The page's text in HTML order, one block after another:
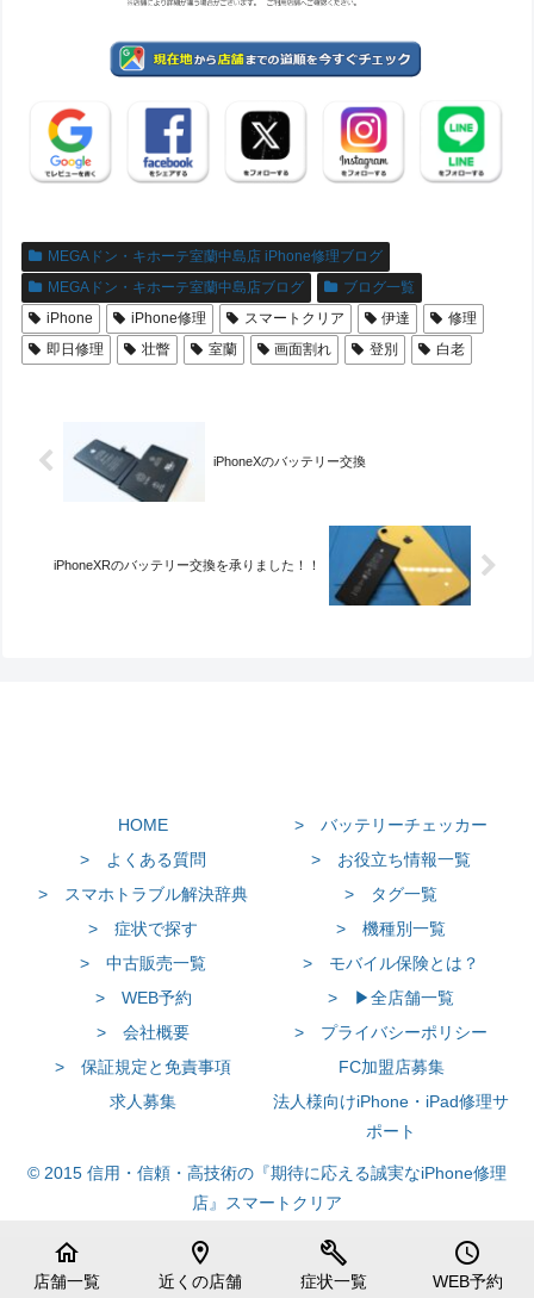
MEGAドン・キホーテ室蘭中島店 iPhone修理ブログ
MEGAドン・キホーテ室蘭中島店ブログ
ブログ一覧
iPhone
iPhone修理 スマートクリア 伊達
修理
即日修理
壮瞥 室蘭 画面割れ 登別 白老
iPhoneXのバッテリー交換
iPhoneXRのバッテリー交換を承りました！！
HOME
> バッテリーチェッカー
> よくある質問
> お役立ち情報一覧
> スマホトラブル解決辞典
> タグ一覧
> 症状で探す
> 機種別一覧
> 中古販売一覧
> モバイル保険とは？
> WEB予約
> ▶全店舗一覧
> 会社概要
> プライバシーポリシー
> 保証規定と免責事項
FC加盟店募集
求人募集
法人様向けiPhone・iPad修理サ
ポート
© 2015 信用・信頼・高技術の『期待に応える誠実なiPhone修理
店』スマートクリア
home
店舗一覧
location_on
近くの店舗
build
症状一覧
schedule
WEB予約